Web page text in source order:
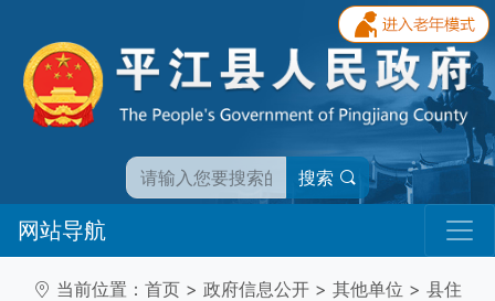
搜索
网站导航
当前位置： 首页 > 政府信息公开 > 其他单位 > 县住